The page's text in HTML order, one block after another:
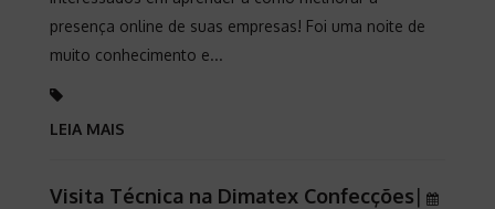
presença online de suas empresas! Foi uma noite de
muito conhecimento e...
LEIA MAIS
Visita Técnica na Dimatex Confecções|